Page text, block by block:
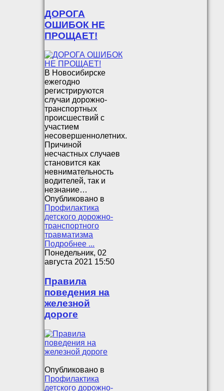
ДОРОГА
ОШИБОК НЕ
ПРОЩАЕТ!
В Новосибирске
ежегодно
регистрируются
случаи дорожно-
транспортных
происшествий с
участием
несовершеннолетних.
Причиной
несчастных случаев
становится как
невнимательность
водителей, так и
незнание…
Опубликовано в
Профилактика
детского дорожно-
транспортного
травматизма
Подробнее ...
Понедельник, 02
августа 2021 15:50
Правила
поведения на
железной
дороге
Опубликовано в
Профилактика
детского дорожно-